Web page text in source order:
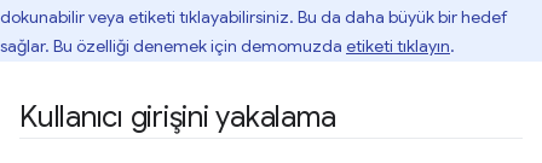
dokunabilir veya etiketi tıklayabilirsiniz. Bu da daha büyük bir hedef
sağlar. Bu özelliği denemek için demomuzda etiketi tıklayın.
Kullanıcı girişini yakalama